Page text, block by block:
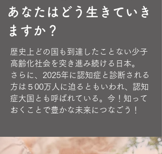
あなたはどう生きていき
ますか？
歴史上どの国も到達したことない少子
高齢化社会を突き進み続ける日本。
さらに、2025年に認知症と診断される
方は５00万人に迫るともいわれ、認知
症大国とも呼ばれている。今！知って
おくことで豊かな未来につなごう！